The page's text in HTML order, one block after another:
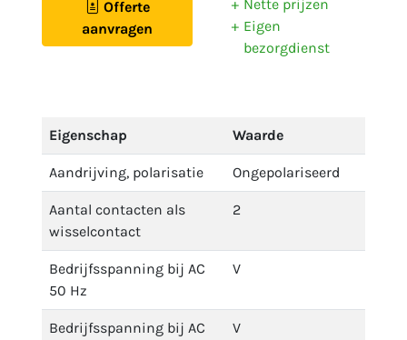
Offerte
aanvragen
Nette prijzen
Eigen
bezorgdienst
Eigenschap Waarde
Aandrijving, polarisatie Ongepolariseerd
Aantal contacten als
wisselcontact
2
Bedrijfsspanning bij AC
50 Hz
V
Bedrijfsspanning bij AC
V